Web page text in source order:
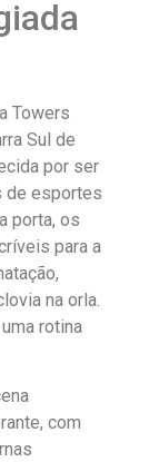
Towers
Sul de
por ser
de esportes
porta, os
para a
na orla.
rotina
com